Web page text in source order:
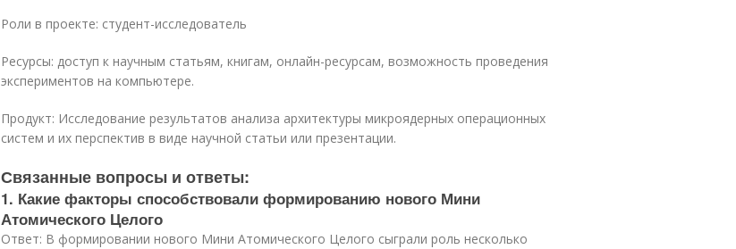
Роли в проекте: студент-исследователь
Ресурсы: доступ к научным статьям, книгам, онлайн-ресурсам, возможность проведения
экспериментов на компьютере.
Продукт: Исследование результатов анализа архитектуры микроядерных операционных
систем и их перспектив в виде научной статьи или презентации.
Связанные вопросы и ответы:
1. Какие факторы способствовали формированию нового Мини
Атомического Целого
Ответ: В формировании нового Мини Атомического Целого сыграли роль несколько